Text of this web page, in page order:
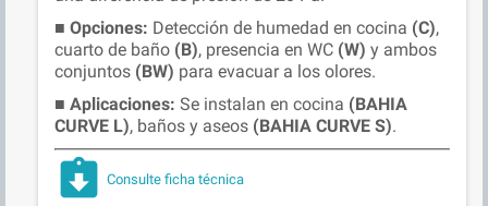
■ Opciones: Detección de humedad en cocina (C),
cuarto de baño (B), presencia en WC (W) y ambos
conjuntos (BW) para evacuar a los olores.
■ Aplicaciones: Se instalan en cocina (BAHIA
CURVE L), baños y aseos (BAHIA CURVE S).
assignment_returned Consulte ficha técnica